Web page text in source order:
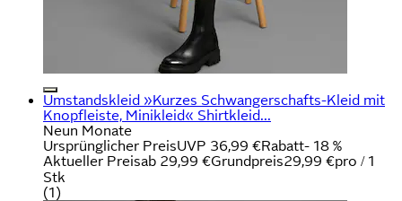
Umstandskleid »Kurzes Schwangerschafts-Kleid mit
Knopfleiste, Minikleid« Shirtkleid...
Neun Monate
Ursprünglicher PreisUVP 36,99 €Rabatt- 18 %
Aktueller Preisab 29,99 €Grundpreis29,99 €pro / 1
Stk
(1)